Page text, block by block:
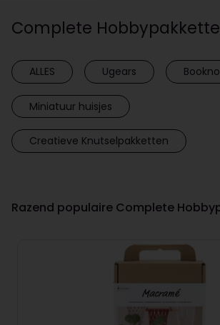
Complete
ALLES Ugears
Miniatuur huisjes
Creatieve Knutselpakketten
Razend populaire Complete